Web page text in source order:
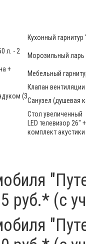
Кухонный
л. - 2
Морозильный ларь
+
Мебельный
Клапан вентиляции
(3
Санузел (душевая
Стол увеличенный
LED телевизор 26"
комплект
руб.* (с